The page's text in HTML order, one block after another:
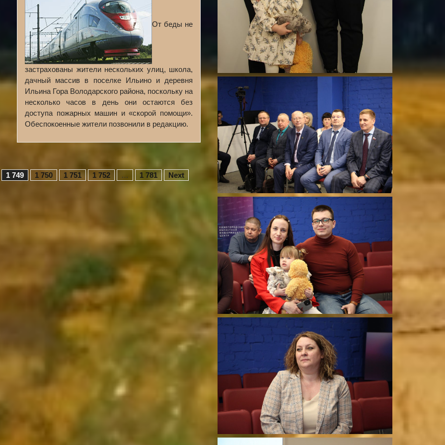
От беды не
застрахованы жители нескольких улиц, школа,
дачный массив в поселке Ильино и деревня
Ильина Гора Володарского района, поскольку на
несколько часов в день они остаются без
доступа пожарных машин и «скорой помощи».
Обеспокоенные жители позвонили в редакцию.
1 749 1 750 1 751 1 752 … 1 781 Next